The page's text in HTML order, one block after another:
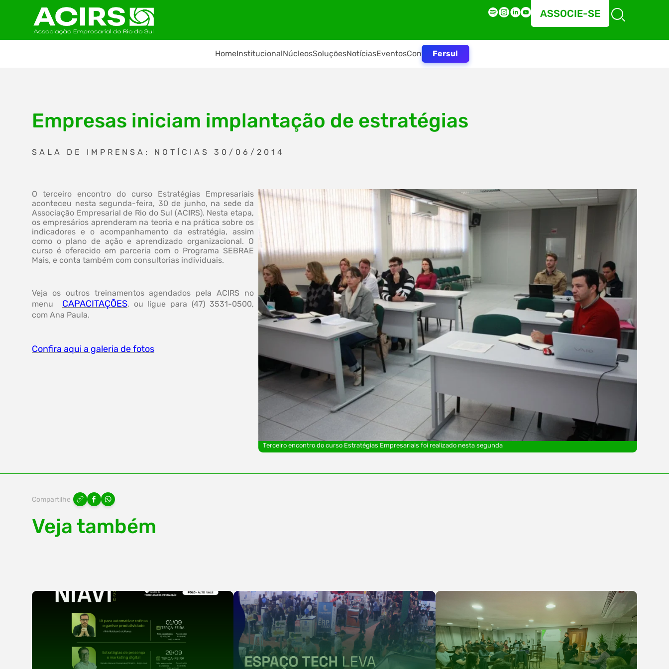
ASSOCIE-SE
HomeInstitucionalNúcleosSoluçõesNotíciasEventosContatoFersul
Empresas iniciam implantação de estratégias
SALA DE IMPRENSA: NOTÍCIAS 30/06/2014
Terceiro encontro do curso Estratégias Empresariais foi realizado nesta segunda
O terceiro encontro do curso Estratégias Empresariais
aconteceu nesta segunda-feira, 30 de junho, na sede da
Associação Empresarial de Rio do Sul (ACIRS). Nesta etapa,
os empresários aprenderam na teoria e na prática sobre os
indicadores e o acompanhamento da estratégia, assim
como o plano de ação e aprendizado organizacional. O
curso é oferecido em parceria com o Programa SEBRAE
Mais, e conta também com consultorias individuais.
Veja os outros treinamentos agendados pela ACIRS no
menu CAPACITAÇÕES, ou ligue para (47) 3531-0500,
com Ana Paula.
Confira aqui a galeria de fotos
Compartilhe
Veja também